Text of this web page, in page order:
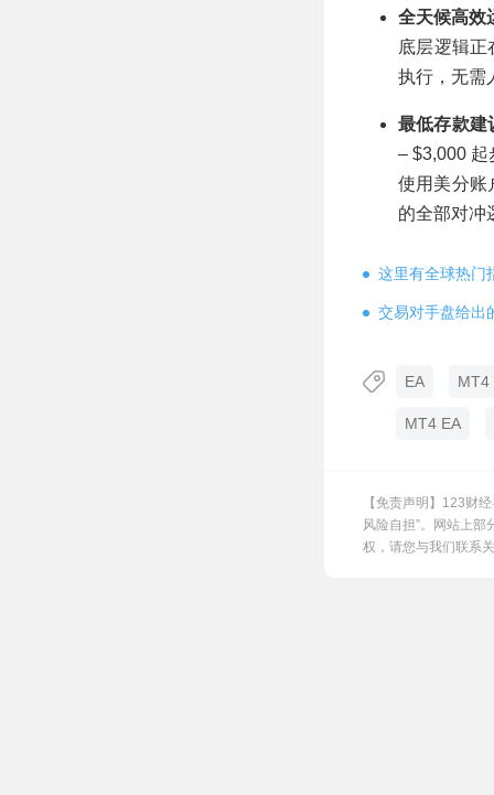
全天候高效
底层逻辑
执行，无需
最低存款建
– $3,000
使用美分账
的全部对冲
这里有全球热门
交易对手盘给出
EA MT4
MT4 EA
【免责声明】123财
风险自担”。网站上
权，请您与我们联系